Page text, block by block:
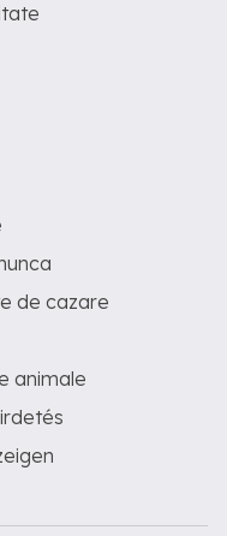
de cazare
animale